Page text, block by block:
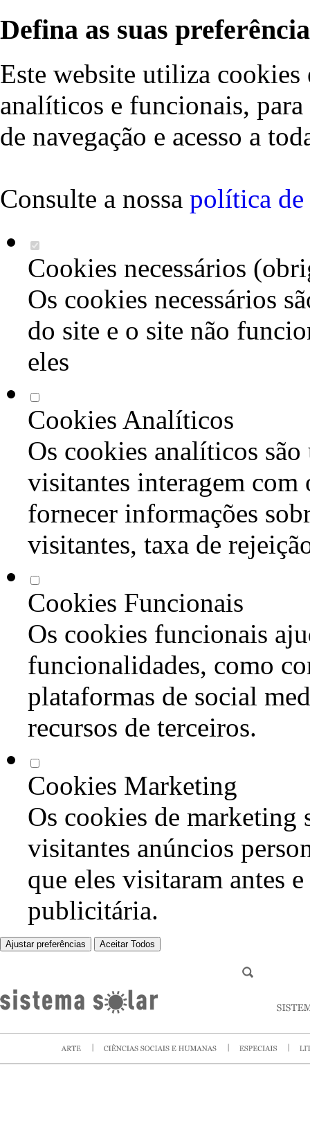
Defina as suas
Este website utiliza cookies
analíticos e funcionais,
de navegação e acesso a
Consulte a nossa política de
Cookies necessários
Os cookies necessários
do site e o site não
eles
Cookies Analíticos
Os cookies analíticos são
visitantes interagem com
fornecer informações
visitantes, taxa de
Cookies Funcionais
Os cookies funcionais
funcionalidades, como
plataformas de social
recursos de terceiros.
Cookies Marketing
Os cookies de marketing
visitantes anúncios
que eles visitaram antes
publicitária.
Ajustar preferências Aceitar Todos